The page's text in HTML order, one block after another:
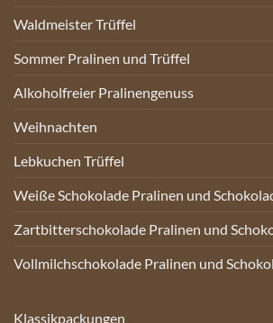
Waldmeister Trüffel
Sommer Pralinen und Trüffel
Alkoholfreier Pralinengenuss
Weihnachten
Lebkuchen Trüffel
Weiße Schokolade Pralinen und
Zartbitterschokolade Pralinen und
Vollmilchschokolade Pralinen und
Klassikpackungen